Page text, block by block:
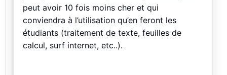
peut avoir 10 fois moins cher et qui
conviendra à l’utilisation qu’en feront les
étudiants (traitement de texte, feuilles de
calcul, surf internet, etc..).